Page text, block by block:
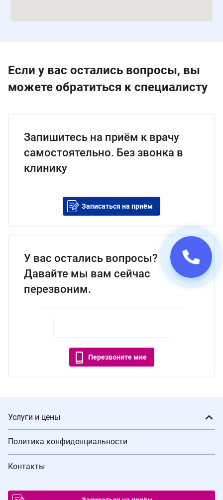
Если у вас остались вопросы, вы
можете обратиться к специалисту
Запишитесь на приём к врачу
самостоятельно. Без звонка в
клинику
Записаться на приём
У вас остались вопросы?
Давайте мы вам сейчас
перезвоним.
Перезвоните мне
Услуги и цены
Политика конфиденциальности
Контакты